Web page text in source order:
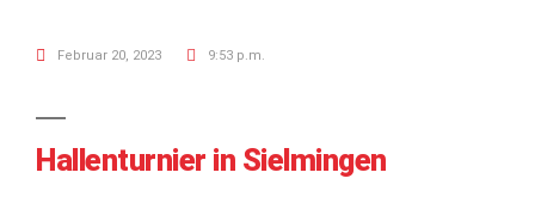
Februar 20, 2023 9:53 p.m.
Hallenturnier in Sielmingen